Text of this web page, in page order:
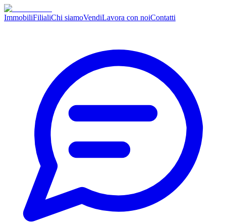
ImmobiliFilialiChi siamoVendiLavora con noiContatti